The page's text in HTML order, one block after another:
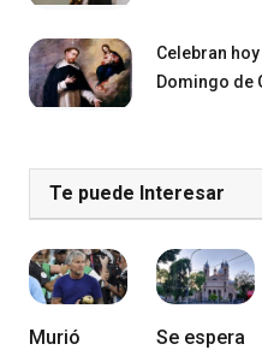
Celebran
Domingo de
Te puede Interesar
Murió
Se espera